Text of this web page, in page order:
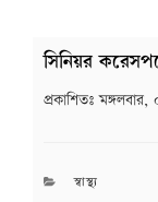
সিনিয়র
প্রকাশিতঃ
CATEGORIES
স্বাস্থ্য